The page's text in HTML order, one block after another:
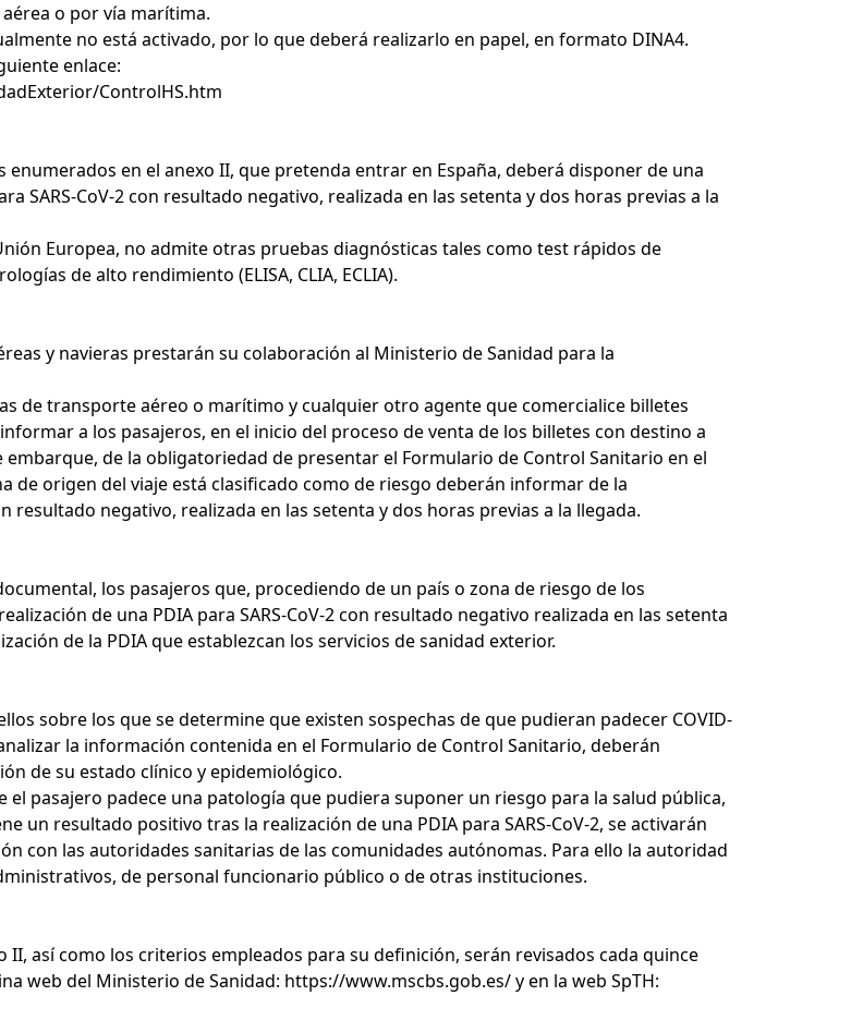
o por vía marítima.
no está activado, por lo que deberá realizarlo en papel, en formato DINA4.
enlace:
ControlHS.htm
en el anexo II, que pretenda entrar en España, deberá disponer de una
SARS-CoV-2 con resultado negativo, realizada en las setenta y dos horas previas a la
Europea, no admite otras pruebas diagnósticas tales como test rápidos de
de alto rendimiento (ELISA, CLIA, ECLIA).
y navieras prestarán su colaboración al Ministerio de Sanidad para la
de transporte aéreo o marítimo y cualquier otro agente que comercialice billetes
a los pasajeros, en el inicio del proceso de venta de los billetes con destino a
de la obligatoriedad de presentar el Formulario de Control Sanitario en el
de origen del viaje está clasificado como de riesgo deberán informar de la
resultado negativo, realizada en las setenta y dos horas previas a la llegada.
los pasajeros que, procediendo de un país o zona de riesgo de los
de una PDIA para SARS-CoV-2 con resultado negativo realizada en las setenta
de la PDIA que establezcan los servicios de sanidad exterior.
sobre los que se determine que existen sospechas de que pudieran padecer COVID-
la información contenida en el Formulario de Control Sanitario, deberán
de su estado clínico y epidemiológico.
pasajero padece una patología que pudiera suponer un riesgo para la salud pública,
un resultado positivo tras la realización de una PDIA para SARS-CoV-2, se activarán
con las autoridades sanitarias de las comunidades autónomas. Para ello la autoridad
de personal funcionario público o de otras instituciones.
II, así como los criterios empleados para su definición, serán revisados cada quince
web del Ministerio de Sanidad: https://www.mscbs.gob.es/y en la web SpTH: